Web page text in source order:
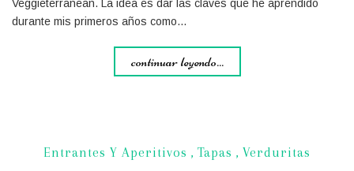
Veggieterranean. La idea es dar las claves que he aprendido
durante mis primeros años como…
continuar leyendo...
Entrantes Y Aperitivos , Tapas , Verduritas